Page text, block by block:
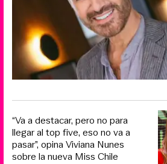
“Va a destacar, pero no para
llegar al top five, eso no va a
pasar”, opina Viviana Nunes
sobre la nueva Miss Chile